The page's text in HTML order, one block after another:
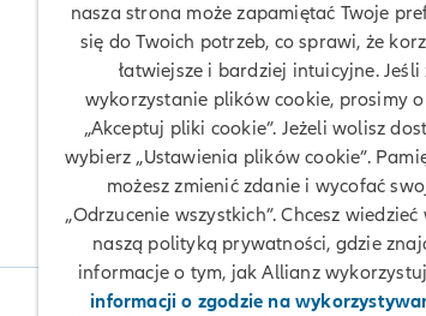
nasza strona może zapamiętać Twoje
się do Twoich potrzeb, co sprawi, że
łatwiejsze i bardziej intuicyjne. Jeśli
wykorzystanie plików cookie, prosimy
„Akceptuj pliki cookie”. Jeżeli wolisz
wybierz „Ustawienia plików cookie”.
możesz zmienić zdanie i wycofać
„Odrzucenie wszystkich”. Chcesz
naszą polityką prywatności, gdzie
informacje o tym, jak Allianz
informacji o zgodzie na